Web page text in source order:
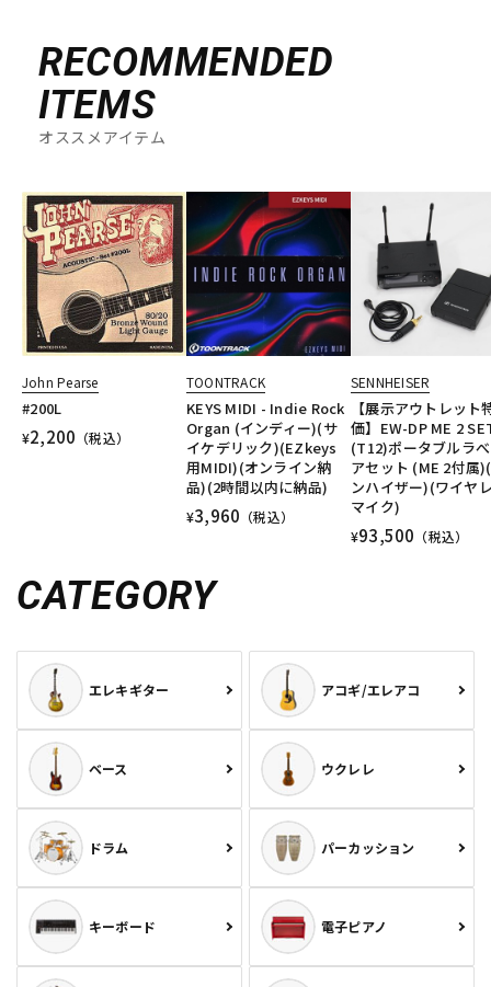
RECOMMENDED
ITEMS
オススメアイテム
John Pearse
#200L
¥2,200 （税込）
TOONTRACK
KEYS MIDI - Indie Rock
Organ (インディー)(サ
イケデリック)(EZkeys
用MIDI)(オンライン納
品)(2時間以内に納品)
¥3,960 （税込）
SENNHEISER
【展示アウトレット
価】EW-DP ME 2
(T12)ポータブルラ
アセット (ME 2付属
ンハイザー)(ワイヤ
マイク)
¥93,500 （税込）
CATEGORY
エレキギター アコギ/エレアコ
ベース ウクレレ
ドラム パーカッション
キーボード 電子ピアノ